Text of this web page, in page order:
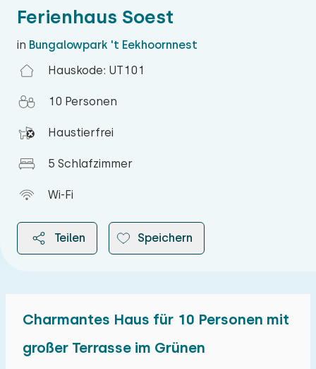
Ferienhaus Soest
in Bungalowpark 't Eekhoornnest
Hauskode: UT101
10 Personen
Haustierfrei
5 Schlafzimmer
Wi-Fi
Teilen Speichern
Charmantes Haus für 10 Personen mit
großer Terrasse im Grünen